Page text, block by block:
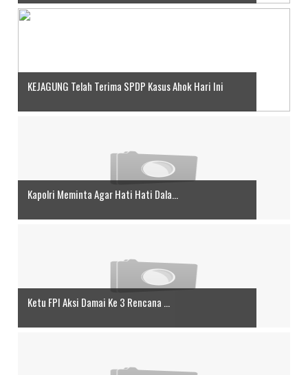
KEJAGUNG Telah Terima SPDP Kasus Ahok Hari Ini
Kapolri Meminta Agar Hati Hati Dala...
Ketu FPI Aksi Damai Ke 3 Rencana ...